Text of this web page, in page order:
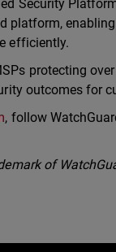
Security
platform,
efficiently.
protecting
outcomes for
, follow
of